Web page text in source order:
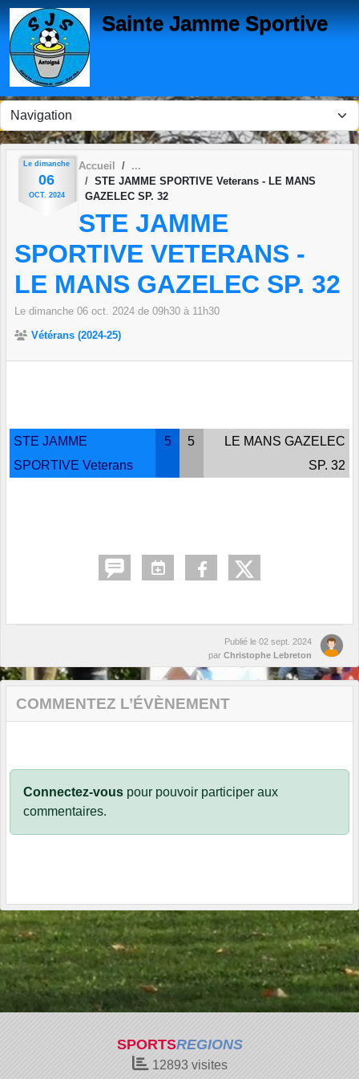
Sainte Jamme Sportive
Le dimanche
06
OCT. 2024
Accueil
STE JAMME SPORTIVE Veterans - LE MANS
GAZELEC SP. 32
STE JAMME
SPORTIVE VETERANS -
LE MANS GAZELEC SP. 32
Le dimanche 06 oct. 2024 de 09h30 à 11h30
Vétérans (2024-25)
STE JAMME
SPORTIVE Veterans
5 5
LE MANS GAZELEC
SP. 32
Publié le 02 sept. 2024
par Christophe Lebreton
COMMENTEZ L’ÉVÈNEMENT
Connectez-vous pour pouvoir participer aux
commentaires.
SPORTSREGIONS
12893visites
Panneau de gestion des cookies